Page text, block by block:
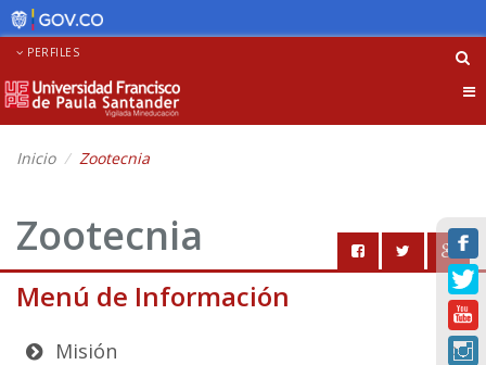
PERFILES
Inicio Zootecnia
Zootecnia
Menú de Información
Misión